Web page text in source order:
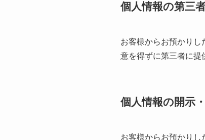
個人情報の第三
お客様からお預かりし
意を得ずに第三者に提
個人情報の開示
お客様からお預かり